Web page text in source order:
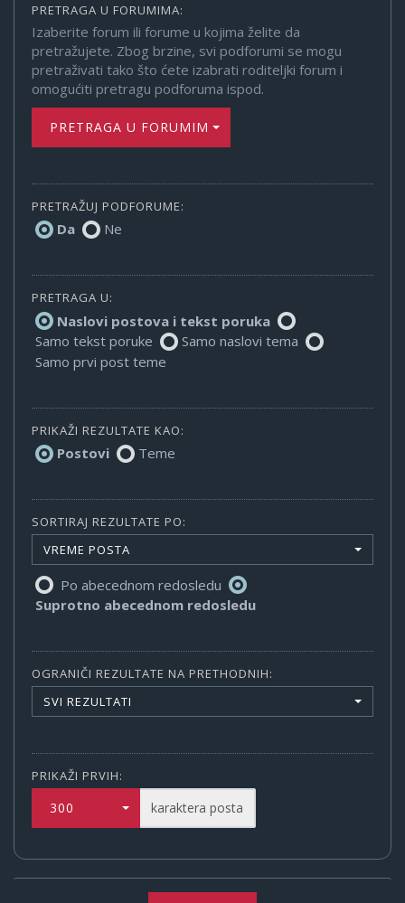
PRETRAGA U FORUMIMA:
Izaberite forum ili forume u kojima želite da
pretražujete. Zbog brzine, svi podforumi se mogu
pretraživati tako što ćete izabrati roditeljki forum i
omogućiti pretragu podforuma ispod.
PRETRAGA U FORUMIMA
PRETRAŽUJ PODFORUME:
Da Ne
PRETRAGA U:
Naslovi postova i tekst poruka
Samo tekst poruke
Samo naslovi tema
Samo prvi post teme
PRIKAŽI REZULTATE KAO:
Postovi Teme
SORTIRAJ REZULTATE PO:
VREME POSTA
Po abecednom redosledu
Suprotno abecednom redosledu
OGRANIČI REZULTATE NA PRETHODNIH:
SVI REZULTATI
PRIKAŽI PRVIH:
300 karaktera posta